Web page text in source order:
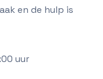
en de hulp is
uur